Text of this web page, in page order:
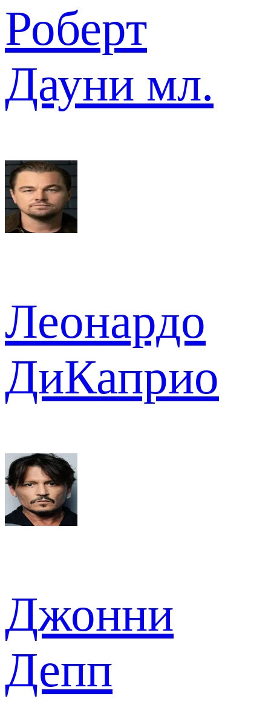
Роберт
Дауни мл.
Леонардо
ДиКаприо
Джонни
Депп